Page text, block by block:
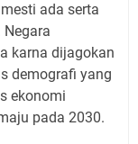
ada serta
karna dijagokan
demografi yang
ekonomi
pada 2030.